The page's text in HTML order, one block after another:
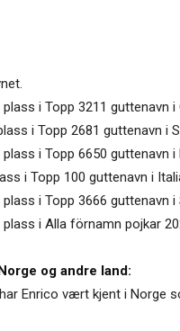
i Topp 3211 guttenavn i
i Topp 2681 guttenavn i
i Topp 6650 guttenavn i
i Topp 100 guttenavn i
i Topp 3666 guttenavn i
i Alla förnamn pojkar
og andre land:
Enrico vært kjent i Norge